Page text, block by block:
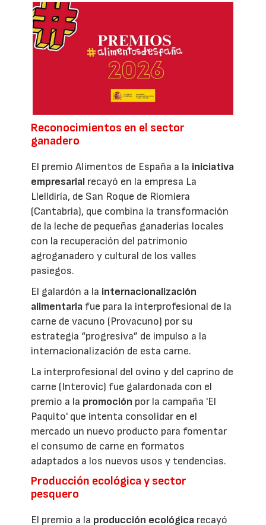
Reconocimientos en el sector
ganadero
El premio Alimentos de España a la iniciativa
empresarial recayó en la empresa La
Llelldiría, de San Roque de Riomiera
(Cantabria), que combina la transformación
de la leche de pequeñas ganaderías locales
con la recuperación del patrimonio
agroganadero y cultural de los valles
pasiegos.
El galardón a la internacionalización
alimentaria fue para la interprofesional de la
carne de vacuno (Provacuno) por su
estrategia “progresiva” de impulso a la
internacionalización de esta carne.
La interprofesional del ovino y del caprino de
carne (Interovic) fue galardonada con el
premio a la promoción por la campaña 'El
Paquito' que intenta consolidar en el
mercado un nuevo producto para fomentar
el consumo de carne en formatos
adaptados a los nuevos usos y tendencias.
Producción ecológica y sector
pesquero
El premio a la producción ecológica recayó